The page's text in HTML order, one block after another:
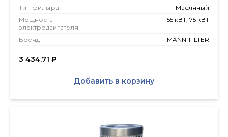
Тип фильтра
Масляный
Мощность
электродвигателя
55 кВТ, 75 кВТ
Бренд MANN-FILTER
3 434.71 ₽
Добавить в корзину